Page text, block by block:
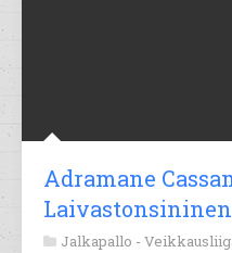
Adramane
Laivastonsininen
Jalkapallo -